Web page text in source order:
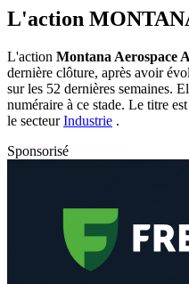
L'action
L'action Montana Aerospace
dernière clôture, après avoir
sur les 52 dernières semaines.
numéraire à ce stade. Le titre
le secteurIndustrie .
Sponsorisé